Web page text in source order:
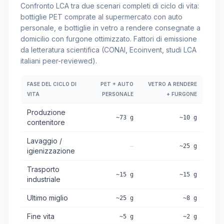
Confronto LCA tra due scenari completi di ciclo di vita:
bottiglie PET comprate al supermercato con auto
personale, e bottiglie in vetro a rendere consegnate a
domicilio con furgone ottimizzato. Fattori di emissione
da letteratura scientifica (CONAI, Ecoinvent, studi LCA
italiani peer-reviewed).
FASE DEL CICLO DI
VITA
PET + AUTO
PERSONALE
VETRO A RENDERE
+ FURGONE
Produzione
contenitore
~73 g ~10 g
Lavaggio /
igienizzazione
— ~25 g
Trasporto
industriale
~15 g ~15 g
Ultimo miglio ~25 g ~8 g
Fine vita ~5 g ~2 g